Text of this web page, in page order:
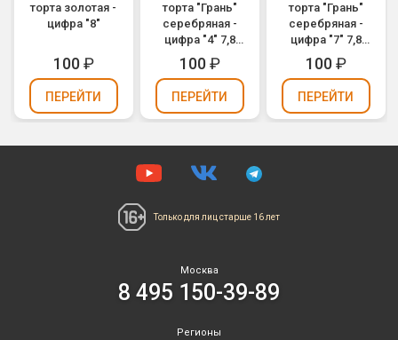
торта золотая -
цифра "8"
100₽
ПЕРЕЙТИ
торта "Грань"
серебряная -
цифра "4" 7,8
см
100₽
ПЕРЕЙТИ
торта "Грань"
серебряная -
цифра "7" 7,8
см
100₽
ПЕРЕЙТИ
Только для лиц старше 16 лет
Москва
8 495 150-39-89
Регионы